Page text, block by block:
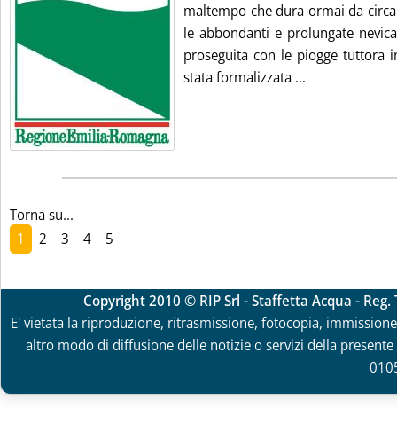
maltempo che dura ormai da
le abbondanti e prolungate
proseguita con le piogge tuttora
stata formalizzata ...
Torna su...
1
2 3 4 5
Copyright 2010 © RIP Srl - Staffetta Acqua -
E' vietata la riproduzione, ritrasmissione, fotocopia,
altro modo di diffusione delle notizie o servizi della